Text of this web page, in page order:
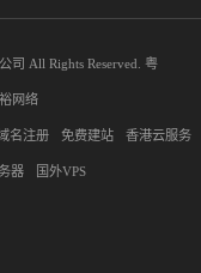
司 All Rights Reserved. 粤
网络
名注册 免费建站 香港云服务
器 国外VPS